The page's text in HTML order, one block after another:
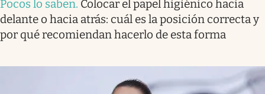
Pocos lo saben. Colocar el papel higiénico hacia
delante o hacia atrás: cuál es la posición correcta y
por qué recomiendan hacerlo de esta forma